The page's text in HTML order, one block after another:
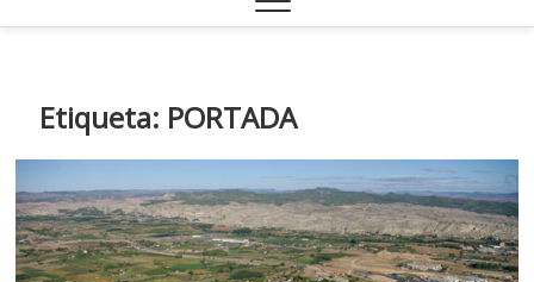
Etiqueta: PORTADA